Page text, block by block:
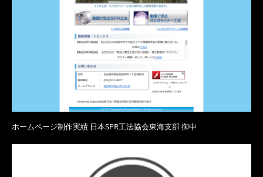
ホームページ制作実績 日本SPR工法協会東海支部 御中